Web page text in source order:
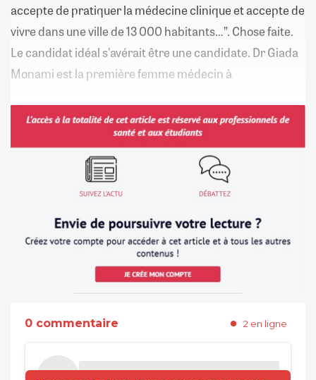
accepte de pratiquer la médecine clinique et accepte de
vivre dans une ville de 13 000 habitants…”. Chose faite.
Le candidat idéal s'avérait être une candidate. Dr Giada
Monami est la première femme médecin à
0 commentaire 2 en ligne